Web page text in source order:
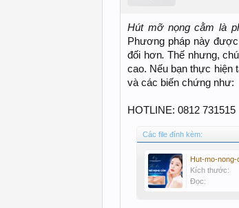
Hút mỡ nọng cằm là
Phương pháp này
đối hơn.Thế nhưng,
cao. Nếu bạn thực hiện
và các biến chứng như:
HOTLINE: 0812 731515
Các file đính kèm:
Hut-mo-
Kích thước:
Đọc: